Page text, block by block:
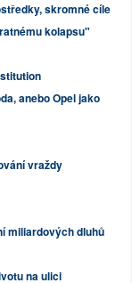
skromné cíle
kolapsu"
anebo Opel jako
vraždy
miliardových dluhů
na ulici